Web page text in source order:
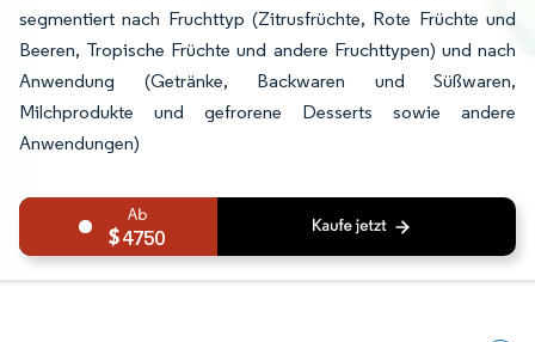
segmentiert nach Fruchttyp (Zitrusfrüchte, Rote Früchte und
Beeren, Tropische Früchte und andere Fruchttypen) und nach
Anwendung (Getränke, Backwaren und Süßwaren,
Milchprodukte und gefrorene Desserts sowie andere
Anwendungen)
4750